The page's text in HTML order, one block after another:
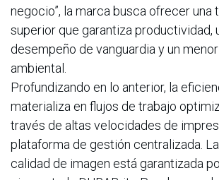
negocio”, la marca busca ofrecer una
superior que garantiza productividad,
desempeño de vanguardia y un
ambiental.
Profundizando en lo anterior, la
materializa en flujos de trabajo
través de altas velocidades de
plataforma de gestión centralizada. La
calidad de imagen está garantizada